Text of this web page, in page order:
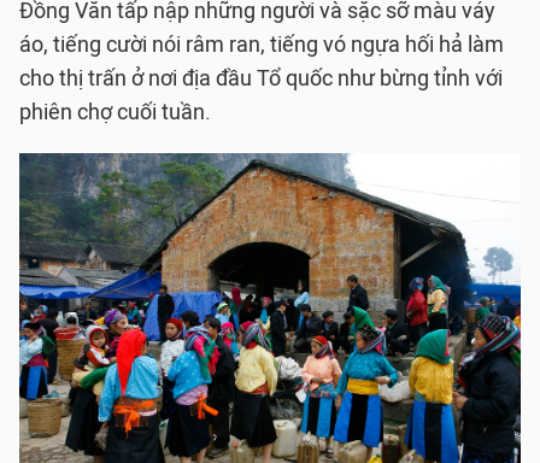
Đồng Văn tấp nập những người và sặc sỡ màu váy
áo, tiếng cười nói râm ran, tiếng vó ngựa hối hả làm
cho thị trấn ở nơi địa đầu Tổ quốc như bừng tỉnh với
phiên chợ cuối tuần.